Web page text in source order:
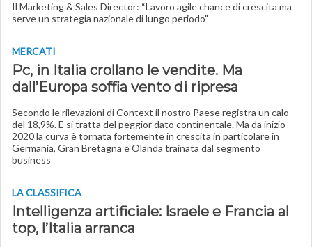
Il Marketing & Sales Director: “Lavoro agile chance di crescita ma
serve un strategia nazionale di lungo periodo"
MERCATI
Pc, in Italia crollano le vendite. Ma
dall’Europa soffia vento di ripresa
Secondo le rilevazioni di Context il nostro Paese registra un calo
del 18,9%. E si tratta del peggior dato continentale. Ma da inizio
2020 la curva è tornata fortemente in crescita in particolare in
Germania, Gran Bretagna e Olanda trainata dal segmento
business
LA CLASSIFICA
Intelligenza artificiale: Israele e Francia al
top, l’Italia arranca